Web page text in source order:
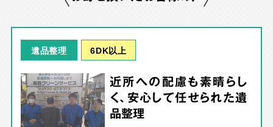
遺品整理 6DK以上
近所への配慮も素晴らし
く、安心して任せられた遺
品整理